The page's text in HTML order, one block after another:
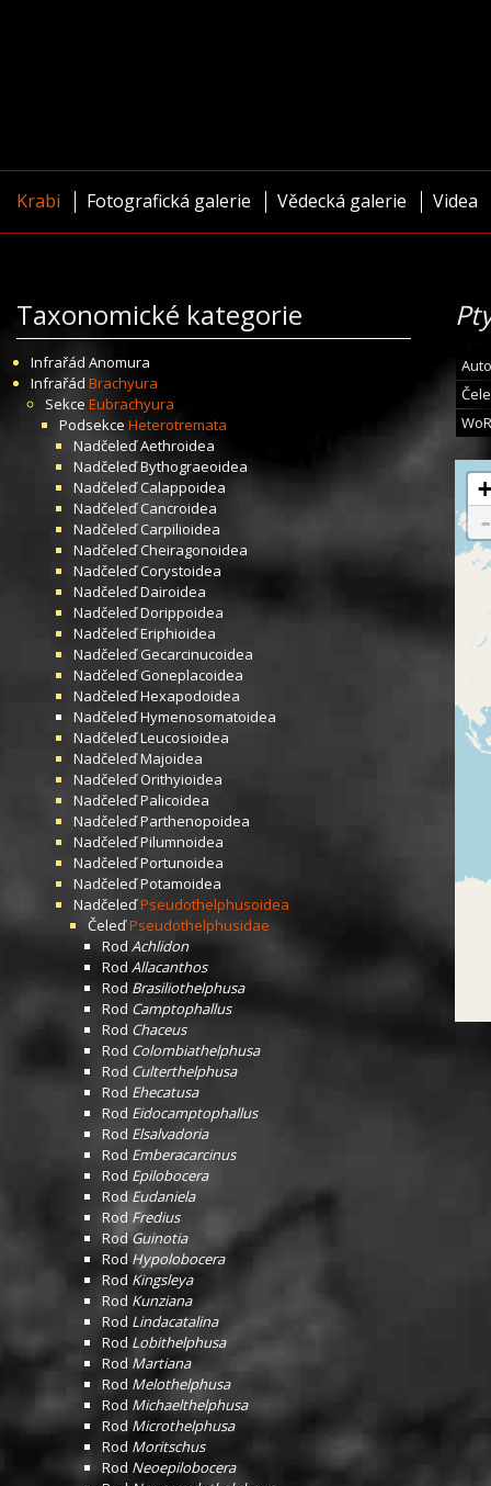
Krabi Fotografická galerie Vědecká galerie Videa
Taxonomické kategorie
Infrařád Anomura
Infrařád Brachyura
Sekce Eubrachyura
Podsekce Heterotremata
NadčeleďAethroidea
NadčeleďBythograeoidea
NadčeleďCalappoidea
NadčeleďCancroidea
NadčeleďCarpilioidea
NadčeleďCheiragonoidea
NadčeleďCorystoidea
NadčeleďDairoidea
NadčeleďDorippoidea
NadčeleďEriphioidea
NadčeleďGecarcinucoidea
NadčeleďGoneplacoidea
NadčeleďHexapodoidea
NadčeleďHymenosomatoidea
NadčeleďLeucosioidea
NadčeleďMajoidea
NadčeleďOrithyioidea
NadčeleďPalicoidea
NadčeleďParthenopoidea
NadčeleďPilumnoidea
NadčeleďPortunoidea
NadčeleďPotamoidea
NadčeleďPseudothelphusoidea
ČeleďPseudothelphusidae
Rod Achlidon
Rod Allacanthos
Rod Brasiliothelphusa
Rod Camptophallus
Rod Chaceus
Rod Colombiathelphusa
Rod Culterthelphusa
Rod Ehecatusa
Rod Eidocamptophallus
Rod Elsalvadoria
Rod Emberacarcinus
Rod Epilobocera
RodEudaniela
Rod Fredius
RodGuinotia
Rod Hypolobocera
Rod Kingsleya
Rod Kunziana
Rod Lindacatalina
Rod Lobithelphusa
Rod Martiana
Rod Melothelphusa
Rod Michaelthelphusa
Rod Microthelphusa
Rod Moritschus
Rod Neoepilobocera
+